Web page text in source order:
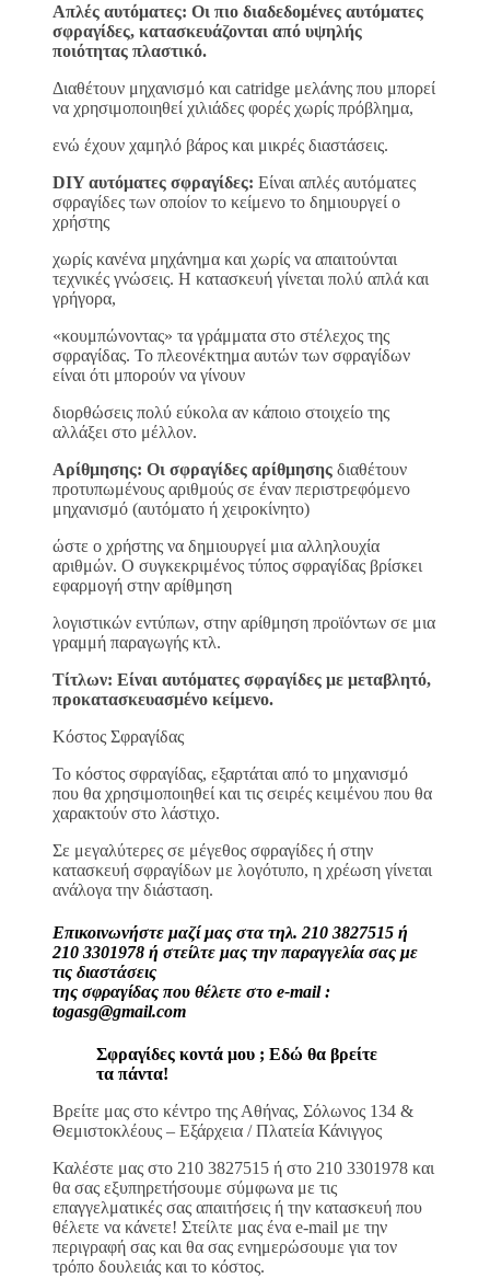
Απλές αυτόματες: Οι πιο διαδεδομένες αυτόματες
σφραγίδες, κατασκευάζονται από υψηλής
ποιότητας πλαστικό.
Διαθέτουν μηχανισμό και catridge μελάνης που μπορεί
να χρησιμοποιηθεί χιλιάδες φορές χωρίς πρόβλημα,
ενώ έχουν χαμηλό βάρος και μικρές διαστάσεις.
DIY αυτόματες σφραγίδες: Είναι απλές αυτόματες
σφραγίδες των οποίον το κείμενο το δημιουργεί ο
χρήστης
χωρίς κανένα μηχάνημα και χωρίς να απαιτούνται
τεχνικές γνώσεις. Η κατασκευή γίνεται πολύ απλά και
γρήγορα,
«κουμπώνοντας» τα γράμματα στο στέλεχος της
σφραγίδας. Το πλεονέκτημα αυτών των σφραγίδων
είναι ότι μπορούν να γίνουν
διορθώσεις πολύ εύκολα αν κάποιο στοιχείο της
αλλάξει στο μέλλον.
Αρίθμησης: Οι σφραγίδες αρίθμησης διαθέτουν
προτυπωμένους αριθμούς σε έναν περιστρεφόμενο
μηχανισμό (αυτόματο ή χειροκίνητο)
ώστε ο χρήστης να δημιουργεί μια αλληλουχία
αριθμών. Ο συγκεκριμένος τύπος σφραγίδας βρίσκει
εφαρμογή στην αρίθμηση
λογιστικών εντύπων, στην αρίθμηση προϊόντων σε μια
γραμμή παραγωγής κτλ.
Τίτλων: Είναι αυτόματες σφραγίδες με μεταβλητό,
προκατασκευασμένο κείμενο.
Κόστος Σφραγίδας
Το κόστος σφραγίδας, εξαρτάται από το μηχανισμό
που θα χρησιμοποιηθεί και τις σειρές κειμένου που θα
χαρακτούν στο λάστιχο.
Σε μεγαλύτερες σε μέγεθος σφραγίδες ή στην
κατασκευή σφραγίδων με λογότυπο, η χρέωση γίνεται
ανάλογα την διάσταση.
Επικοινωνήστε μαζί μας στα τηλ. 210 3827515 ή
210 3301978 ή στείλτε μας την παραγγελία σας με
τις διαστάσεις
της σφραγίδας που θέλετε στο e-mail :
togasg@gmail.com
Σφραγίδες κοντά μου ; Εδώ θα βρείτε
τα πάντα!
Βρείτε μας στο κέντρο της Αθήνας, Σόλωνος 134 &
Θεμιστοκλέους – Εξάρχεια / Πλατεία Κάνιγγος
Καλέστε μας στο 210 3827515 ή στο 210 3301978 και
θα σας εξυπηρετήσουμε σύμφωνα με τις
επαγγελματικές σας απαιτήσεις ή την κατασκευή που
θέλετε να κάνετε! Στείλτε μας ένα e-mail με την
περιγραφή σας και θα σας ενημερώσουμε για τον
τρόπο δουλειάς και το κόστος.